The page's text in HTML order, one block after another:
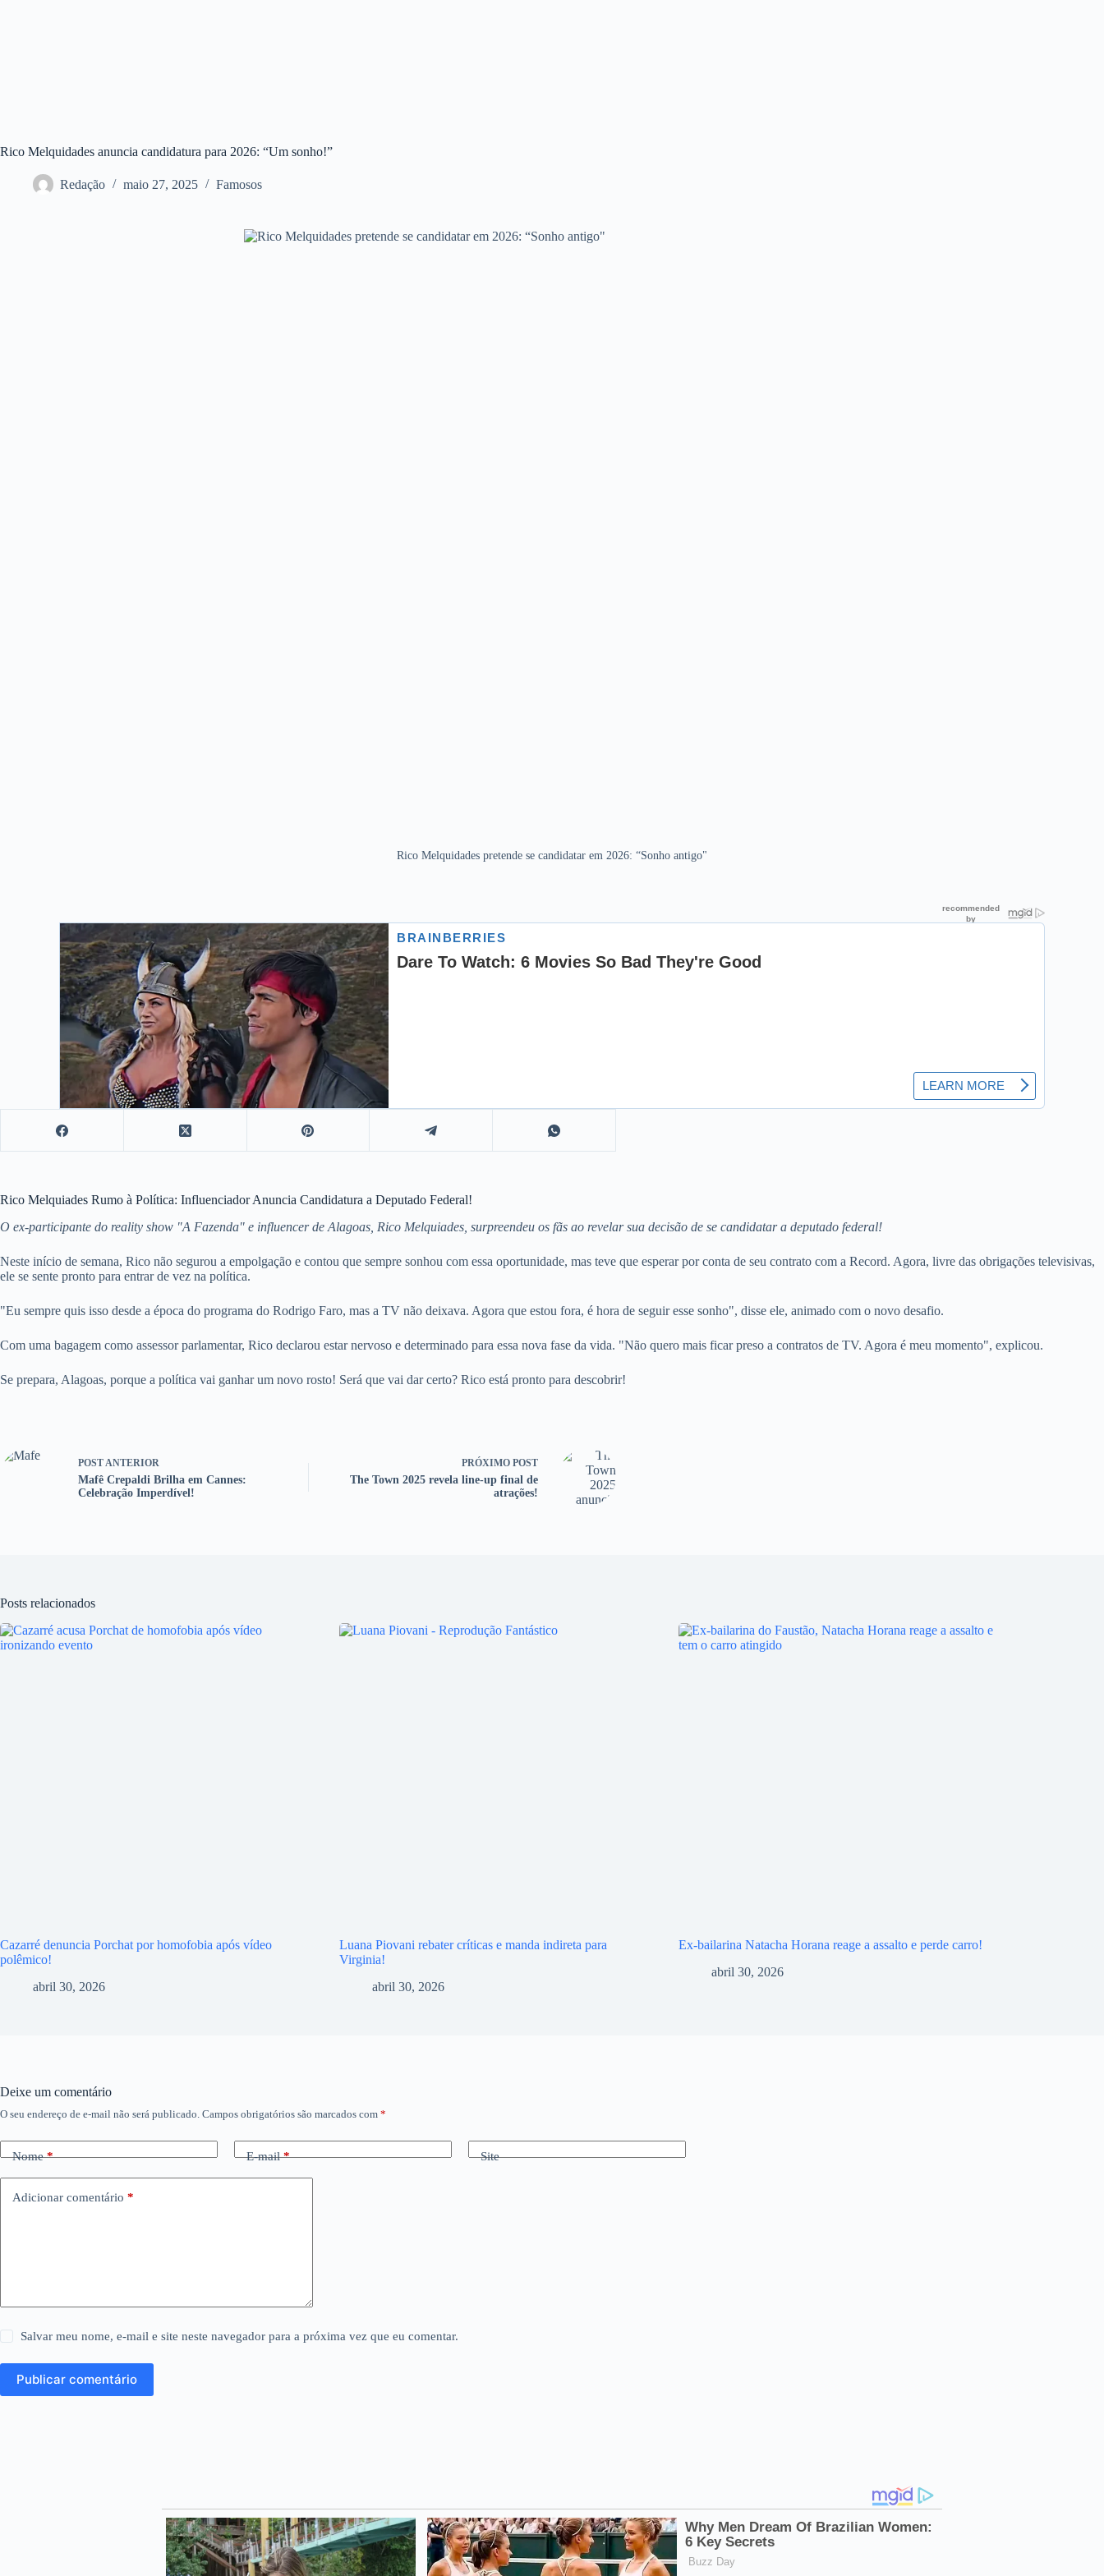
Rico Melquidades anuncia candidatura para 2026: “Um sonho!”
Redação maio 27, 2025 Famosos
Rico Melquidades pretende se candidatar em 2026: “Sonho antigo"
Rico Melquiades Rumo à Política: Influenciador Anuncia Candidatura a Deputado Federal!
O ex-participante do reality show "A Fazenda" e influencer de Alagoas, Rico Melquiades, surpreendeu os fãs ao revelar sua decisão de se candidatar a deputado federal!
Neste início de semana, Rico não segurou a empolgação e contou que sempre sonhou com essa oportunidade, mas teve que esperar por conta de seu contrato com a Record. Agora, livre das obrigações televisivas,
ele se sente pronto para entrar de vez na política.
"Eu sempre quis isso desde a época do programa do Rodrigo Faro, mas a TV não deixava. Agora que estou fora, é hora de seguir esse sonho", disse ele, animado com o novo desafio.
Com uma bagagem como assessor parlamentar, Rico declarou estar nervoso e determinado para essa nova fase da vida. "Não quero mais ficar preso a contratos de TV. Agora é meu momento", explicou.
Se prepara, Alagoas, porque a política vai ganhar um novo rosto! Será que vai dar certo? Rico está pronto para descobrir!
POST ANTERIOR
Mafê Crepaldi Brilha em Cannes:
Celebração Imperdível!
PRÓXIMO POST
The Town 2025 revela line-up final de
atrações!
Posts relacionados
Cazarré denuncia Porchat por homofobia após vídeo
polêmico!
abril 30, 2026
Luana Piovani rebater críticas e manda indireta para
Virginia!
abril 30, 2026
Ex-bailarina Natacha Horana reage a assalto e perde carro!
abril 30, 2026
Deixe um comentário
O seu endereço de e-mail não será publicado. Campos obrigatórios são marcados com *
Nome* E-mail* Site
Adicionar comentário *
Salvar meu nome, e-mail e site neste navegador para a próxima vez que eu comentar.
Publicar comentário